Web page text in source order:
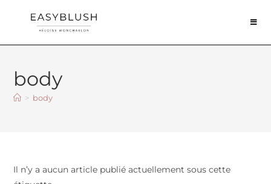
body
> body
Il n’y a aucun article publié actuellement sous cette